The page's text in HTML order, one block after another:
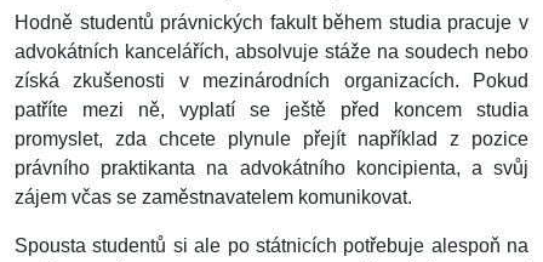
Hodně studentů právnických fakult během studia pracuje v
advokátních kancelářích, absolvuje stáže na soudech nebo
získá zkušenosti v mezinárodních organizacích. Pokud
patříte mezi ně, vyplatí se ještě před koncem studia
promyslet, zda chcete plynule přejít například z pozice
právního praktikanta na advokátního koncipienta, a svůj
zájem včas se zaměstnavatelem komunikovat.
Spousta studentů si ale po státnicích potřebuje alespoň na